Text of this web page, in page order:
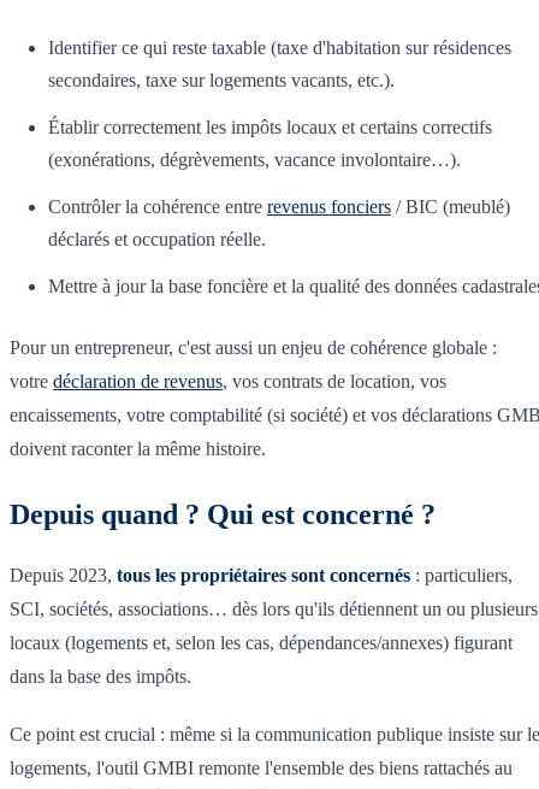
Identifier ce qui reste taxable (taxe d'habitation sur résidences
secondaires, taxe sur logements vacants, etc.).
Établir correctement les impôts locaux et certains correctifs
(exonérations, dégrèvements, vacance involontaire…).
Contrôler la cohérence entre revenus fonciers / BIC (meublé)
déclarés et occupation réelle.
Mettre à jour la base foncière et la qualité des données
Pour un entrepreneur, c'est aussi un enjeu de cohérence globale :
votre déclaration de revenus, vos contrats de location, vos
encaissements, votre comptabilité (si société) et vos déclarations
doivent raconter la même histoire.
Depuis quand ? Qui est concerné ?
Depuis 2023, tous les propriétaires sont concernés : particuliers,
SCI, sociétés, associations… dès lors qu'ils détiennent un ou plusieurs
locaux (logements et, selon les cas, dépendances/annexes) figurant
dans la base des impôts.
Ce point est crucial : même si la communication publique insiste sur
logements, l'outil GMBI remonte l'ensemble des biens rattachés au